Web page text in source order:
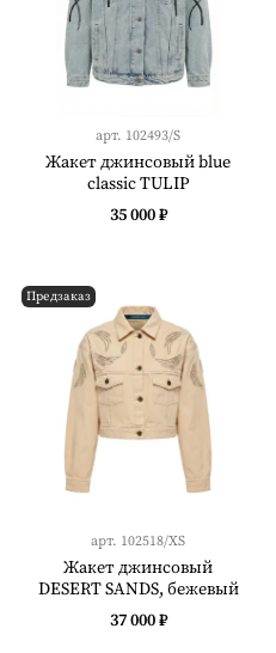
арт. 102493/S
Жакет джинсовый blue
classic TULIP
35 000 ₽
Предзаказ
арт. 102518/XS
Жакет джинсовый
DESERT SANDS, бежевый
37 000 ₽